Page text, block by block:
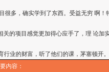
的项目感觉更加得心应手了，理 论加
业的财富，听了他们的课，茅塞顿开。
我公司的要求，达到了我公司培训的
内容：